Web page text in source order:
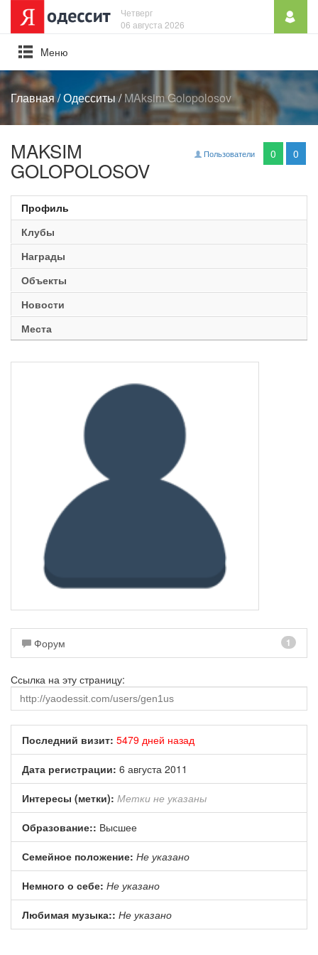
Четверг
06 августа 2026
Mеню
Главная/Одесситы/MAksim Golopolosov
Пользователи 0 0
MAKSIM
GOLOPOLOSOV
Профиль
Клубы
Награды
Объекты
Новости
Места
Форум 1
Ссылка на эту страницу:
Последний визит: 5479 дней назад
Дата регистрации: 6 августа 2011
Интересы (метки): Метки не указаны
Образование:: Высшее
Семейное положение: Не указано
Немного о себе: Не указано
Любимая музыка:: Не указано